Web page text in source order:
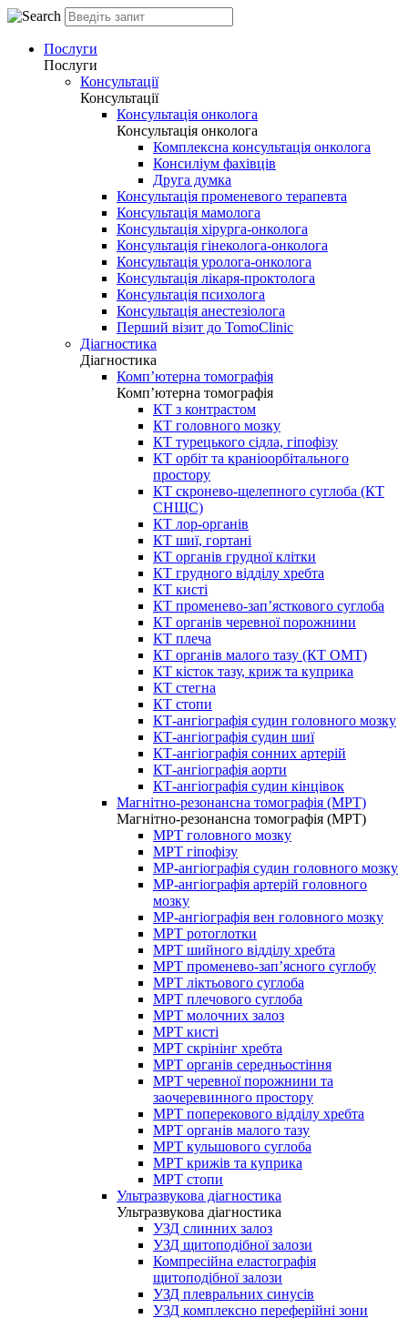
Послуги
Послуги
Консультації
Консультації
Консультація онколога
Консультація онколога
Комплексна консультація онколога
Консиліум фахівців
Друга думка
Консультація променевого терапевта
Консультація мамолога
Консультація хірурга-онколога
Консультація гінеколога-онколога
Консультація уролога-онколога
Консультація лікаря-проктолога
Консультація психолога
Консультація анестезіолога
Перший візит до TomoClinic
Діагностика
Діагностика
Комп’ютерна томографія
Комп’ютерна томографія
КТ з контрастом
КТ головного мозку
КТ турецького сідла, гіпофізу
КТ орбіт та краніоорбітального
простору
КТ скронево-щелепного суглоба (КТ
СНЩС)
КТ лор-органів
КТ шиї, гортані
КТ органів грудної клітки
КТ грудного відділу хребта
КТ кисті
КТ променево-зап’ясткового суглоба
КТ органів черевної порожнини
КТ плеча
КТ органів малого тазу (КТ ОМТ)
КТ кісток тазу, криж та куприка
КТ стегна
КТ стопи
КТ-ангіографія судин головного мозку
КТ-ангіографія судин шиї
КТ-ангіографія сонних артерій
КТ-ангіографія аорти
КТ-ангіографія судин кінцівок
Магнітно-резонансна томографія (МРТ)
Магнітно-резонансна томографія (МРТ)
МРТ головного мозку
МРТ гіпофізу
МР-ангіографія судин головного мозку
МР-ангіографія артерій головного
мозку
МР-ангіографія вен головного мозку
МРТ ротоглотки
МРТ шийного відділу хребта
МРТ променево-зап’ясного суглобу
МРТ ліктьового суглоба
МРТ плечового суглоба
МРТ молочних залоз
МРТ кисті
МРТ скрінінг хребта
МРТ органів середньостіння
МРТ черевної порожнини та
заочеревинного простору
МРТ поперекового відділу хребта
МРТ органів малого тазу
МРТ кульшового суглоба
МРТ крижів та куприка
МРТ стопи
Ультразвукова діагностика
Ультразвукова діагностика
УЗД слинних залоз
УЗД щитоподібної залози
Компресійна еластографія
щитоподібної залози
УЗД плевральних синусів
УЗД комплексно переферійні зони